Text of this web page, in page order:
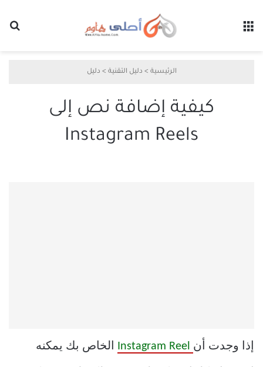
الرئيسية > دليل التقنية > دليل
كيفية إضافة نص إلى
Instagram Reels
إذا وجدت أن الخاص بك يمكنه